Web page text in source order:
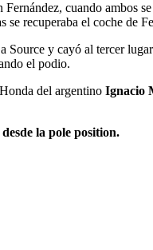
cuando ambos
se recuperaba el coche de
y cayó al tercer
el podio.
del argentino Ignacio
la pole position.